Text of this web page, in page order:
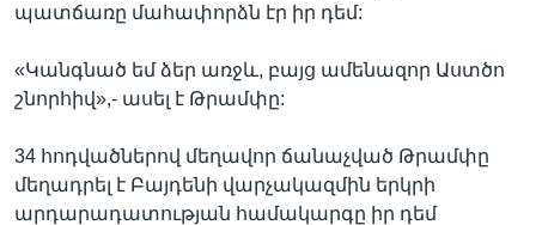
պատճառը մահափորձն էր իր դեմ:
«Կանգնած եմ ձեր առջև, բայց ամենազոր Աստծո
շնորհիվ»,- ասել է Թրամփը:
34 հոդվածներով մեղավոր ճանաչված Թրամփը
մեղադրել է Բայդենի վարչակազմին երկրի
արդարադատության համակարգը իր դեմ